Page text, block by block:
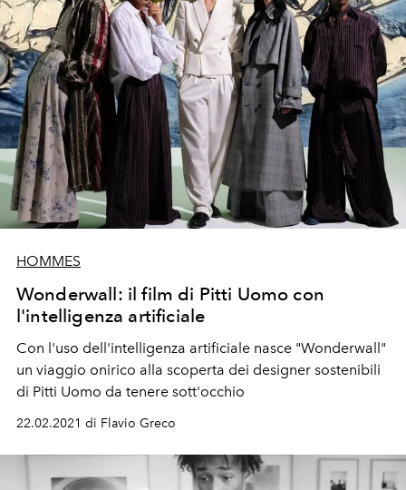
HOMMES
Wonderwall: il film di Pitti Uomo con
l'intelligenza artificiale
Con l'uso dell'intelligenza artificiale nasce "Wonderwall"
un viaggio onirico alla scoperta dei designer sostenibili
di Pitti Uomo da tenere sott'occhio
22.02.2021 di Flavio Greco